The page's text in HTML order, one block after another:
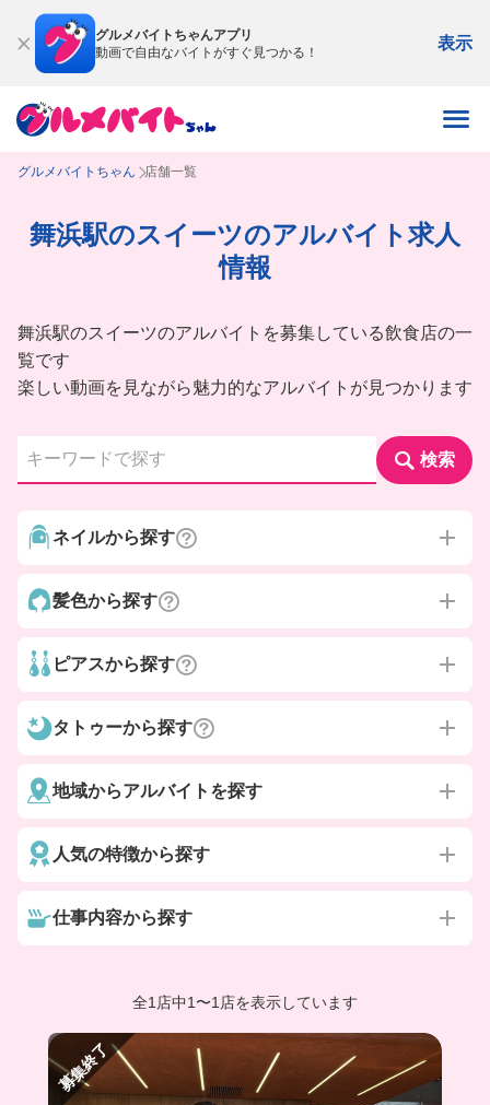
グルメバイトちゃんアプリ
動画で自由なバイトがすぐ見つかる！
表示
グルメバイトちゃん 店舗一覧
舞浜駅のスイーツのアルバイト求人
情報
舞浜駅のスイーツのアルバイトを募集している飲食店の一
覧です
楽しい動画を見ながら魅力的なアルバイトが見つかります
検索
ネイルから探す
髪色から探す
ピアスから探す
タトゥーから探す
地域からアルバイトを探す
人気の特徴から探す
仕事内容から探す
全1店中1 〜1店を表示しています
募集終了